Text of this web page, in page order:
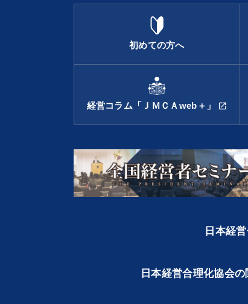
初めての方へ
経営コラム「ＪＭＣＡweb＋」 open_in_new
日本経
日本経営合理化協会の